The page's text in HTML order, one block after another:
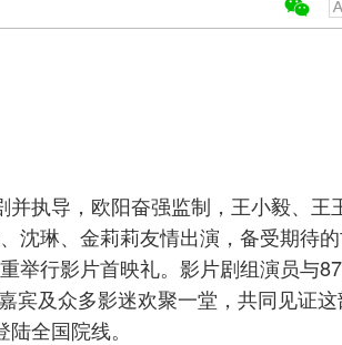
执导，欧阳奋强监制，王小毅、王
沈琳、金莉莉友情出演，备受期待
举行影片首映礼。影片剧组演员与
宾及众多影迷欢聚一堂，共同见证
全国院线。